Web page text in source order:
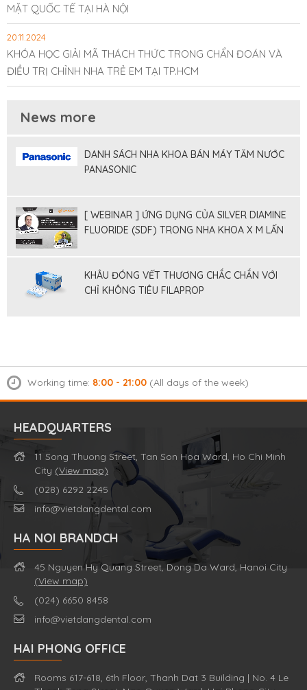
MẶT QUỐC TẾ TẠI HÀ NỘI
20.11.2024
KHÓA HỌC GIẢI MÃ THÁCH THỨC TRONG CHẨN ĐOÁN VÀ
ĐIỀU TRỊ CHỈNH NHA TRẺ EM TẠI TP.HCM
News more
DANH SÁCH NHA KHOA BÁN MÁY TĂM NƯỚC
PANASONIC
[ WEBINAR ] ỨNG DỤNG CỦA SILVER DIAMINE
FLUORIDE (SDF) TRONG NHA KHOA X M LẤN
KHÂU ĐÓNG VẾT THƯƠNG CHẮC CHẮN VỚI
CHỈ KHÔNG TIÊU FILAPROP
Working time: 8:00 - 21:00 (All days of the week)
HEADQUARTERS
11 Song Thuong Street, Tan Son Hoa Ward, Ho Chi Minh
City (View map)
(028) 6292 2245
info@vietdangdental.com
HA NOI BRANDCH
45 Nguyen Hy Quang Street, Dong Da Ward, Hanoi City
(View map)
(024) 6650 8458
info@vietdangdental.com
HAI PHONG OFFICE
Rooms 617-618, 6th Floor, Thanh Dat 3 Building | No. 4 Le